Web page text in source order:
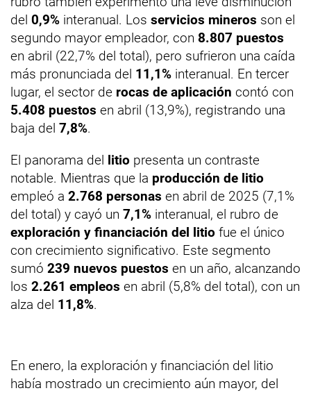
del 0,9% interanual. Los servicios mineros son el
segundo mayor empleador, con 8.807 puestos
en abril (22,7% del total), pero sufrieron una caída
más pronunciada del 11,1% interanual. En tercer
lugar, el sector de rocas de aplicación contó con
5.408 puestos en abril (13,9%), registrando una
baja del 7,8%.
El panorama del litio presenta un contraste
notable. Mientras que la producción de litio
empleó a 2.768 personas en abril de 2025 (7,1%
del total) y cayó un 7,1% interanual, el rubro de
exploración y financiación del litio fue el único
con crecimiento significativo. Este segmento
sumó 239 nuevos puestos en un año, alcanzando
los 2.261 empleos en abril (5,8% del total), con un
alza del 11,8%.
En enero, la exploración y financiación del litio
había mostrado un crecimiento aún mayor, del